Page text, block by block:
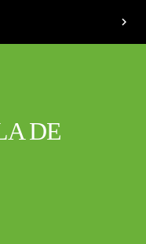
chevron_right
DE